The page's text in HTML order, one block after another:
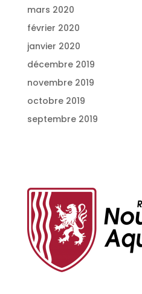
mars 2020
février 2020
janvier 2020
décembre 2019
novembre 2019
octobre 2019
septembre 2019